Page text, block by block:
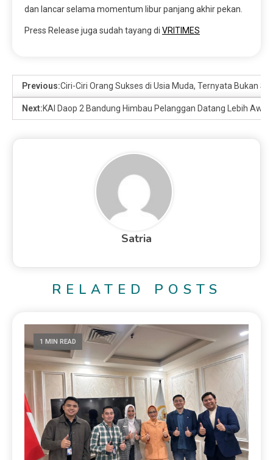
dan lancar selama momentum libur panjang akhir pekan.
Press Release juga sudah tayang di VRITIMES
Previous:Ciri-Ciri Orang Sukses di Usia Muda, Ternyata Bukan
Next:KAI Daop 2 Bandung Himbau Pelanggan Datang Lebih
Satria
RELATED POSTS
1 MIN READ